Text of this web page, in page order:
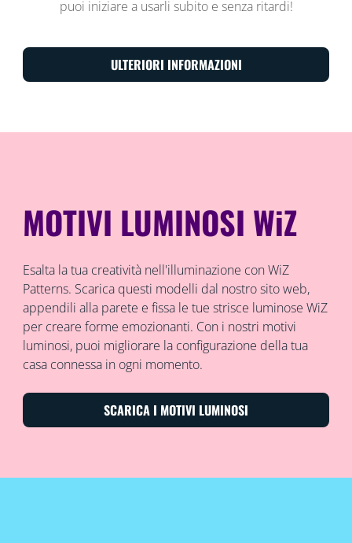
puoi iniziare a usarli subito e senza ritardi!
ULTERIORI INFORMAZIONI
MOTIVI LUMINOSI WiZ
Esalta la tua creatività nell'illuminazione con WiZ
Patterns. Scarica questi modelli dal nostro sito web,
appendili alla parete e fissa le tue strisce luminose WiZ
per creare forme emozionanti. Con i nostri motivi
luminosi, puoi migliorare la configurazione della tua
casa connessa in ogni momento.
SCARICA I MOTIVI LUMINOSI